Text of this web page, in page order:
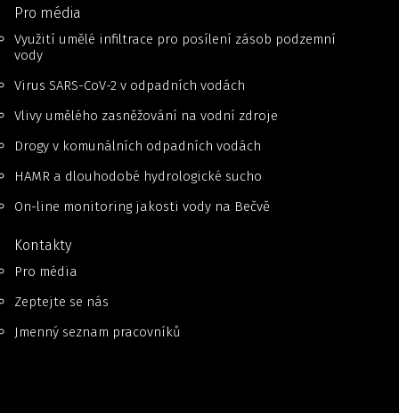
Pro média
Využití umělé infiltrace pro posílení zásob podzemní
vody
Virus SARS-CoV-2 v odpadních vodách
Vlivy umělého zasněžování na vodní zdroje
Drogy v komunálních odpadních vodách
HAMR a dlouhodobé hydrologické sucho
On-line monitoring jakosti vody na Bečvě
Kontakty
Pro média
Zeptejte se nás
Jmenný seznam pracovníků